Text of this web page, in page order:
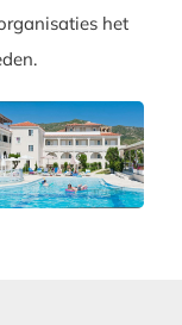
het